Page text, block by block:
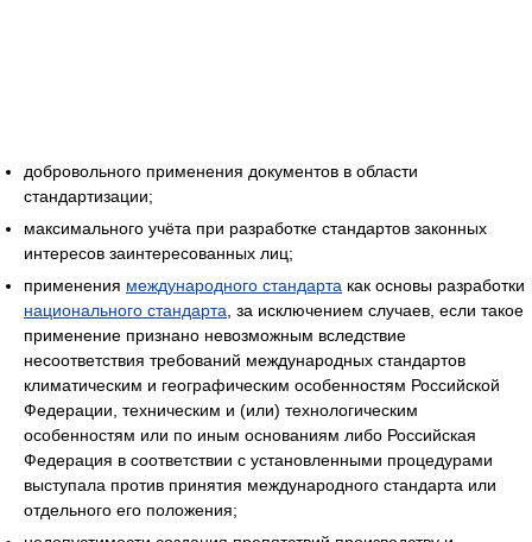
добровольного применения документов в области
стандартизации;
максимального учёта при разработке стандартов законных
интересов заинтересованных лиц;
применения международного стандарта как основы разработки
национального стандарта , за исключением случаев, если такое
применение признано невозможным вследствие
несоответствия требований международных стандартов
климатическим и географическим особенностям Российской
Федерации, техническим и (или) технологическим
особенностям или по иным основаниям либо Российская
Федерация в соответствии с установленными процедурами
выступала против принятия международного стандарта или
отдельного его положения;